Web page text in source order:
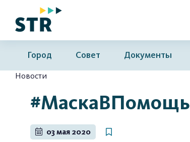
Город Совет Документы
Новости
#МаскаВПомощь
03 мая 2020